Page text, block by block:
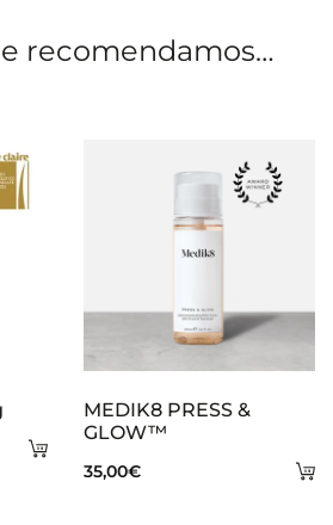
recomendamos…
Añadir
MEDIK8 PRESS &
GLOW™
35,00€